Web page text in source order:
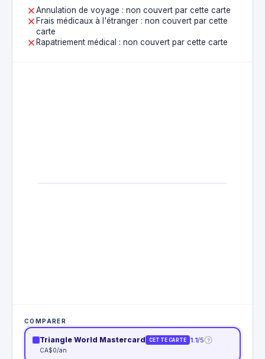
Annulation de voyage : non couvert par cette carte
Frais médicaux à l'étranger : non couvert par cette
carte
Rapatriement médical : non couvert par cette carte
COMPARER
Triangle World Mastercard CETTE CARTE 1.1/5 ?
CA$0/an